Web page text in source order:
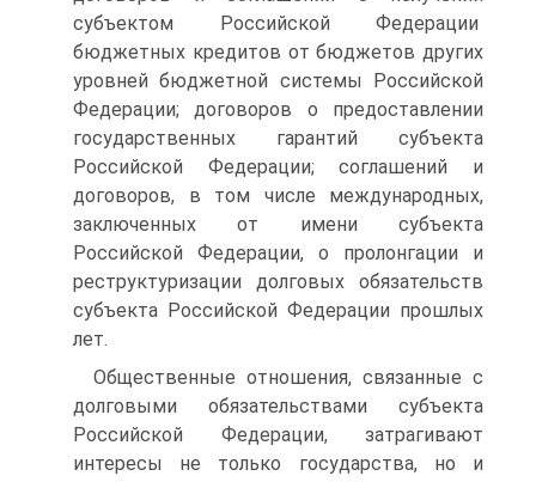
субъектом Российской Федерации
бюджетных кредитов от бюджетов других
уровней бюджетной системы Российской
Федерации; договоров о предоставлении
государственных гарантий субъекта
Российской Федерации; соглашений и
договоров, в том числе международных,
заключенных от имени субъекта
Российской Федерации, о пролонгации и
реструктуризации долговых обязательств
субъекта Российской Федерации прошлых
лет.
Общественные отношения, связанные с
долговыми обязательствами субъекта
Российской Федерации, затрагивают
интересы не только государства, но и